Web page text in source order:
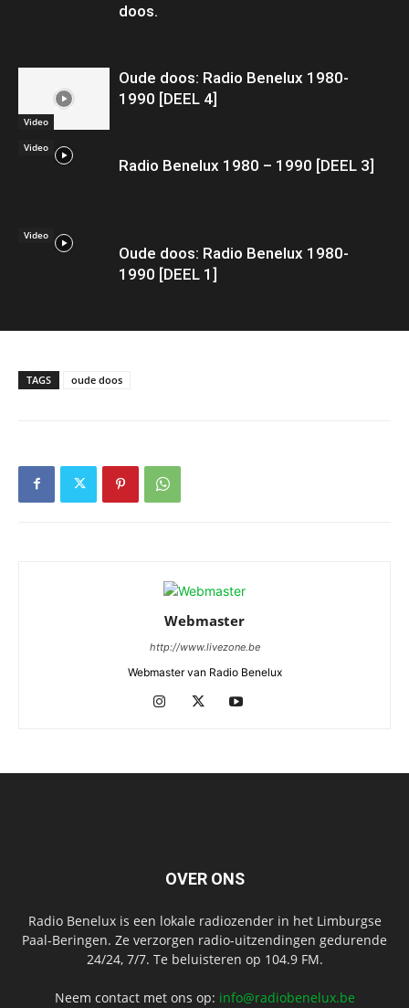
doos.
Video
Oude doos: Radio Benelux 1980-
1990 [DEEL 4]
Video
Radio Benelux 1980 – 1990 [DEEL 3]
Video
Oude doos: Radio Benelux 1980-
1990 [DEEL 1]
TAGS oude doos
Webmaster
http://www.livezone.be
Webmaster van Radio Benelux
OVER ONS
Radio Benelux is een lokale radiozender in het Limburgse
Paal-Beringen. Ze verzorgen radio-uitzendingen gedurende
24/24, 7/7. Te beluisteren op 104.9 FM.
Neem contact met ons op: info@radiobenelux.be